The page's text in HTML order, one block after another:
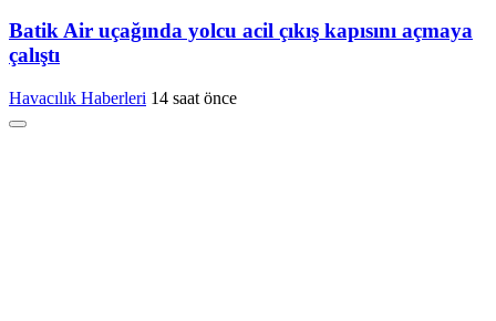
Batik Air uçağında yolcu acil çıkış kapısını açmaya
çalıştı
Havacılık Haberleri 14 saat önce